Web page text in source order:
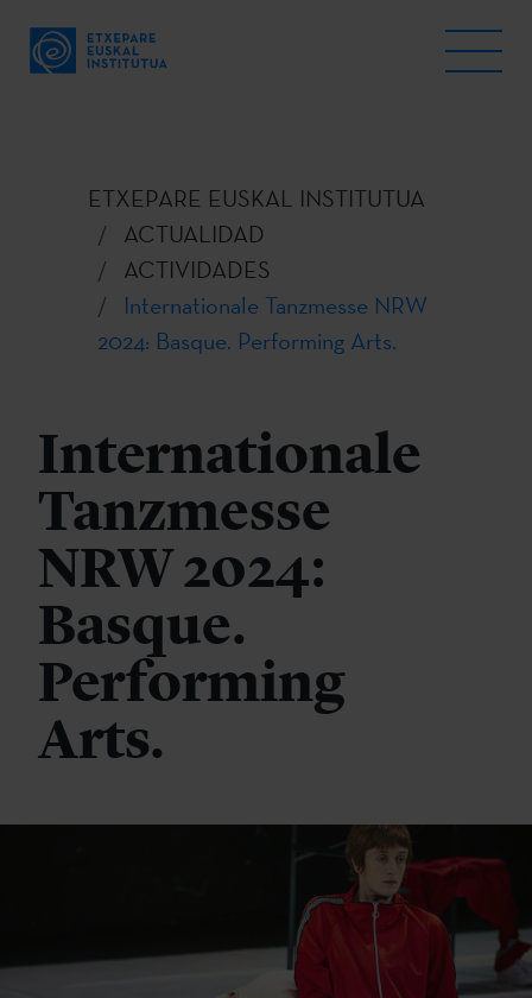
ETXEPARE EUSKAL INSTITUTUA
ACTUALIDAD
ACTIVIDADES
Internationale Tanzmesse NRW
2024: Basque. Performing Arts.
Internationale
Tanzmesse
NRW 2024:
Basque.
Performing
Arts.